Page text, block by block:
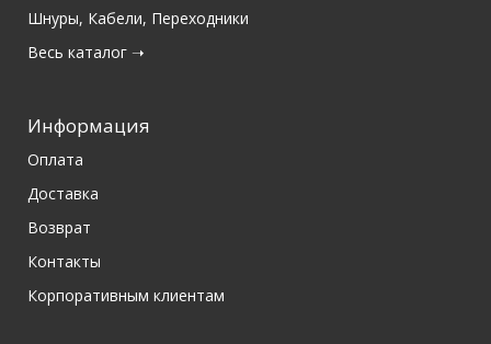
Шнуры, Кабели, Переходники
Весь каталог ➝
Информация
Оплата
Доставка
Возврат
Контакты
Корпоративным клиентам